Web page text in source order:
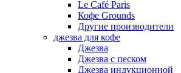
Le Café Paris
Кофе Grounds
Другие производители
джезва для кофе
Джезва
Джезва с песком
Джезва индукционной